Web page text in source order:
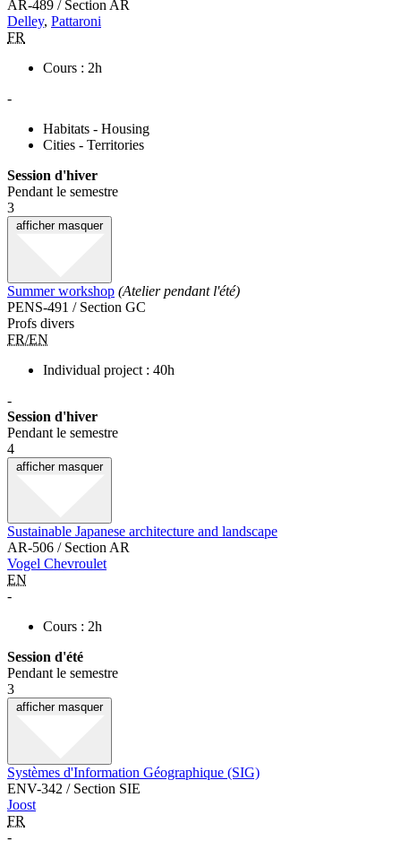
AR-489 / Section AR
Delley, Pattaroni
FR
Cours : 2h
-
Habitats - Housing
Cities - Territories
Session d'hiver
Pendant le semestre
3
afficher masquer
Summer workshop (Atelier pendant l'été)
PENS-491 / Section GC
Profs divers
FR/EN
Individual project : 40h
-
Session d'hiver
Pendant le semestre
4
afficher masquer
Sustainable Japanese architecture and landscape
AR-506 / Section AR
Vogel Chevroulet
EN
-
Cours : 2h
Session d'été
Pendant le semestre
3
afficher masquer
Systèmes d'Information Géographique (SIG)
ENV-342 / Section SIE
Joost
FR
-